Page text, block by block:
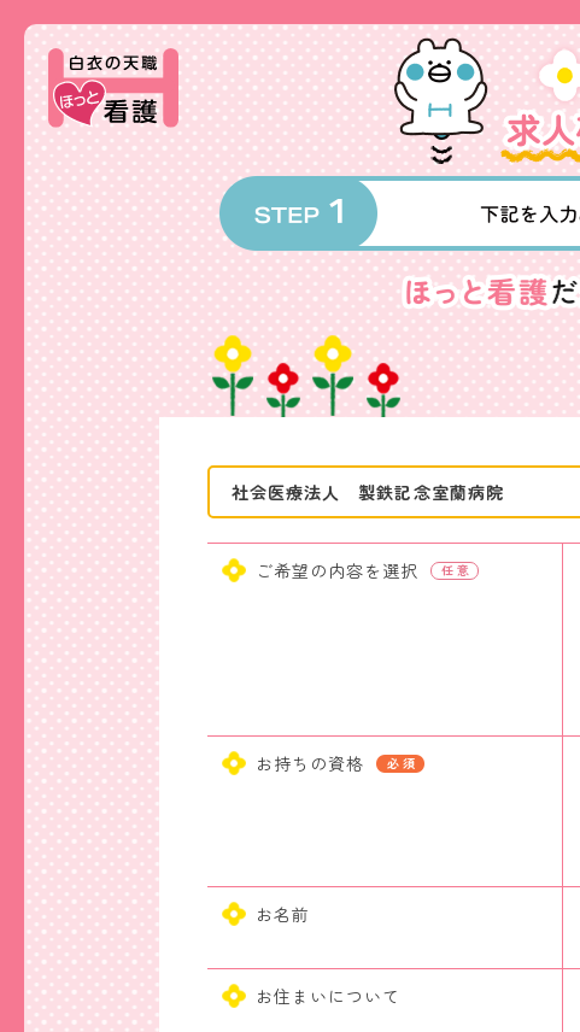
社会医療法人 製鉄記念室蘭病院
ご希望の内容を選択
お持ちの資格
お名前
お住まいについて